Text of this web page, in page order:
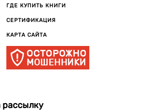
ГДЕ КУПИТЬ КНИГИ
СЕРТИФИКАЦИЯ
КАРТА САЙТА
рассылку